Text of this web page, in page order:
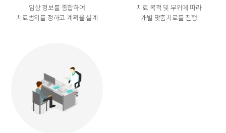
임상 정보를 종합하여
치료범위를 정하고 계획을 설계
치료 목적 및 부위에 따라
개별 맞춤치료를 진행